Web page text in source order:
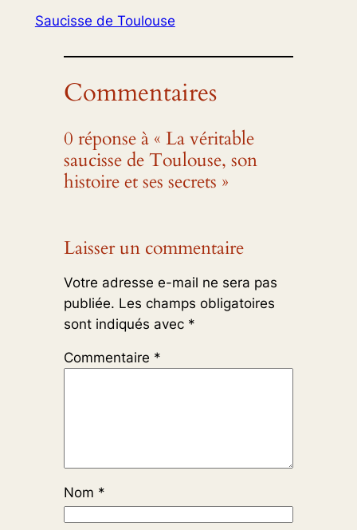
Saucisse de Toulouse
Commentaires
0 réponse à « La véritable
saucisse de Toulouse, son
histoire et ses secrets »
Laisser un commentaire
Votre adresse e-mail ne sera pas
publiée. Les champs obligatoires
sont indiqués avec *
Commentaire *
Nom *